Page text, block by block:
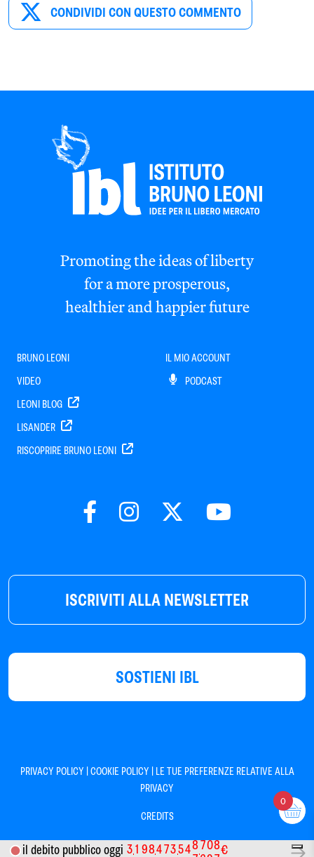
CONDIVIDI CON QUESTO COMMENTO
ISCRIVITI ALLA NEWSLETTER
SOSTIENI IBL
Promoting the ideas of liberty
for a more prosperous,
healthier and happier future
BRUNO LEONI
VIDEO
LEONI BLOG
LISANDER
RISCOPRIRE BRUNO LEONI
IL MIO ACCOUNT
PODCAST
PRIVACY POLICY |COOKIE POLICY | LE TUE PREFERENZE RELATIVE ALLA
PRIVACY
CREDITS
il debito pubblico oggi 31 98473548708€
0